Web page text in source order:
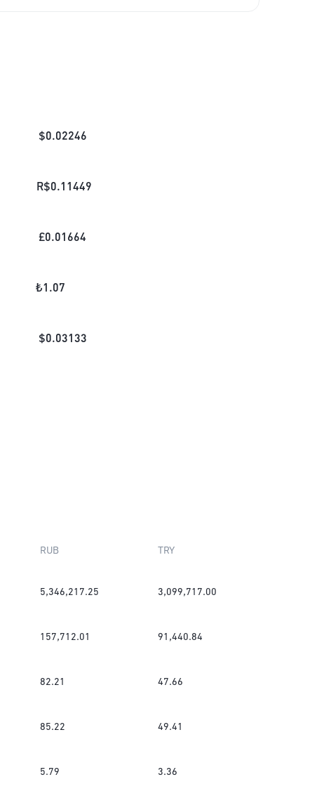
$0.02246
R$0.11449
£0.01664
₺1.07
$0.03133
RUB TRY
5,346,217.25 3,099,717.00
157,712.01 91,440.84
82.21 47.66
85.22 49.41
5.79 3.36